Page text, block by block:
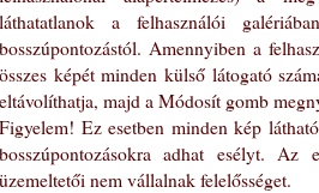
láthatatlanok a felhasználói
bosszúpontozástól. Amennyiben a
összes képét minden külső látogató
eltávolíthatja, majd a Módosít gomb
Figyelem! Ez esetben minden kép
bosszúpontozásokra adhat esélyt. Az
üzemeltetői nem vállalnak felelősséget.